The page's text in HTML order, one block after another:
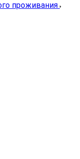
проживания